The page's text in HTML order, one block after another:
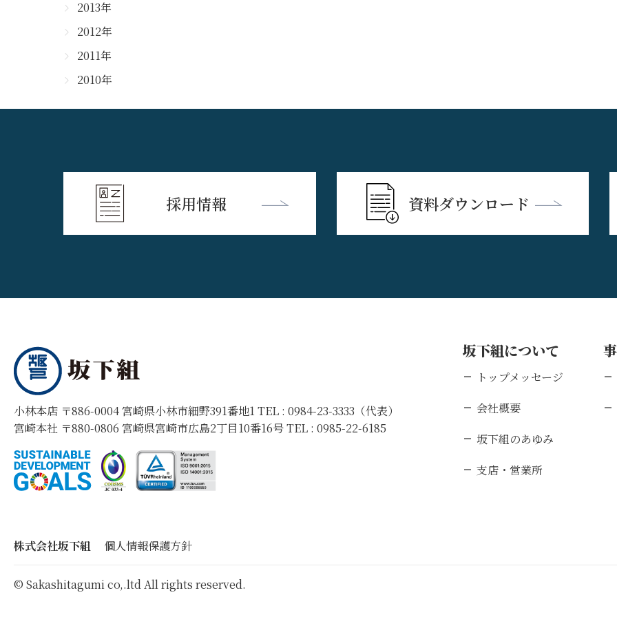
2013年
2012年
2011年
2010年
採用情報 資料ダウンロード
小林本店 〒886-0004 宮崎県小林市細野391番地1 TEL : 0984-23-3333（代表）
宮崎本社 〒880-0806 宮崎県宮崎市広島2丁目10番16号 TEL : 0985-22-6185
坂下組について
トップメッセージ
会社概要
坂下組のあゆみ
支店・営業所
株式会社坂下組 個人情報保護方針
© Sakashitagumi co,.ltd All rights reserved.